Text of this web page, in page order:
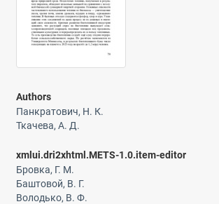
Authors
Панкратович, Н. К.
Ткачева, А. Д.
xmlui.dri2xhtml.METS-1.0.item-editor
Бровка, Г. М.
Баштовой, В. Г.
Володько, В. Ф.